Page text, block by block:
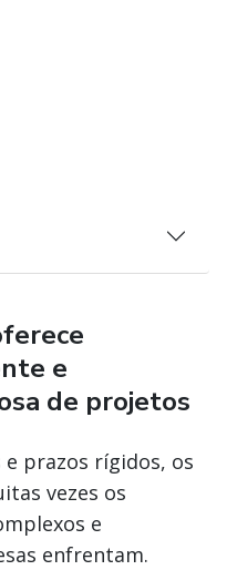
e
de projetos
prazos rígidos, os
vezes os
e
enfrentam.